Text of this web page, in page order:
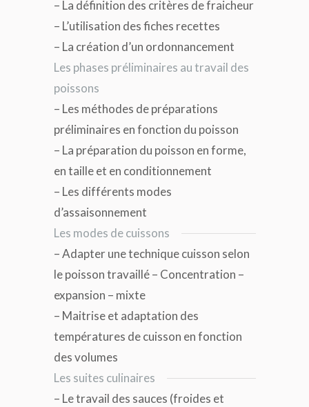
– La définition des critères de fraicheur
– L’utilisation des fiches recettes
– La création d’un ordonnancement
Les phases préliminaires au travail des
poissons
– Les méthodes de préparations
préliminaires en fonction du poisson
– La préparation du poisson en forme,
en taille et en conditionnement
– Les différents modes
d’assaisonnement
Les modes de cuissons
– Adapter une technique cuisson selon
le poisson travaillé – Concentration –
expansion – mixte
– Maitrise et adaptation des
températures de cuisson en fonction
des volumes
Les suites culinaires
– Le travail des sauces (froides et